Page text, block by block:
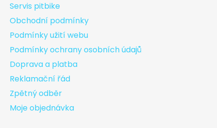
Servis pitbike
Obchodní podmínky
Podmínky užití webu
Podmínky ochrany osobních údajů
Doprava a platba
Reklamační řád
Zpětný odběr
Moje objednávka